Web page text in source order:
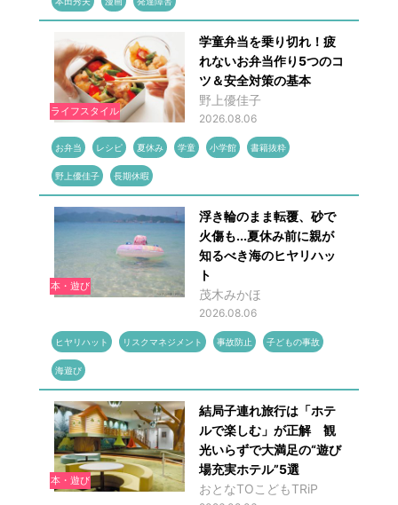
ライフスタイル
学童弁当を乗り切れ！疲
れないお弁当作り5つのコ
ツ＆安全対策の基本
野上優佳子
2026.08.06
お弁当 レシピ 夏休み 学童 小学館 書籍抜粋
野上優佳子 長期休暇
本・遊び
浮き輪のまま転覆、砂で
火傷も...夏休み前に親が
知るべき海のヒヤリハッ
ト
茂木みかほ
2026.08.06
ヒヤリハット リスクマネジメント 事故防止 子どもの事故
海遊び
本・遊び
結局子連れ旅行は「ホテ
ルで楽しむ」が正解 観
光いらずで大満足の“遊び
場充実ホテル”5選
おとなTOこどもTRiP